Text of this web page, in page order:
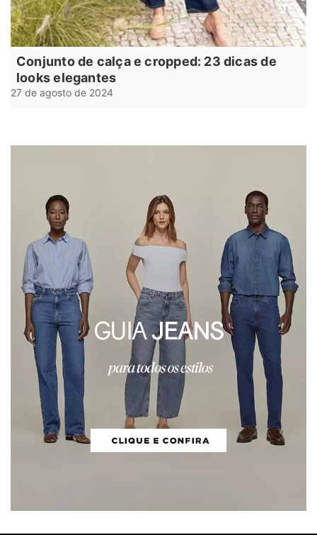
Conjunto de calça e cropped: 23 dicas de
looks elegantes
27 de agosto de 2024